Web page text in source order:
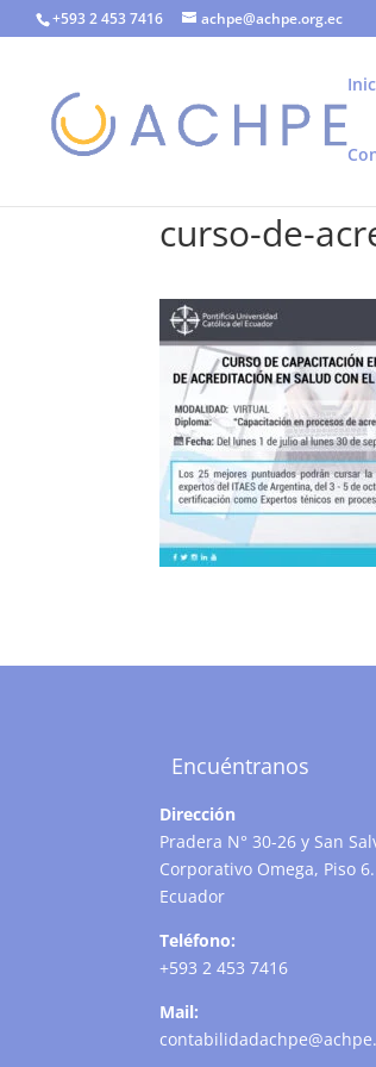
+593 2 453 7416 achpe@achpe.org.ec
curso-de-
Encuéntranos
Dirección
Pradera N° 30-26 y San
Corporativo Omega, Piso
Ecuador
Teléfono:
+593 2 453 7416
Mail: